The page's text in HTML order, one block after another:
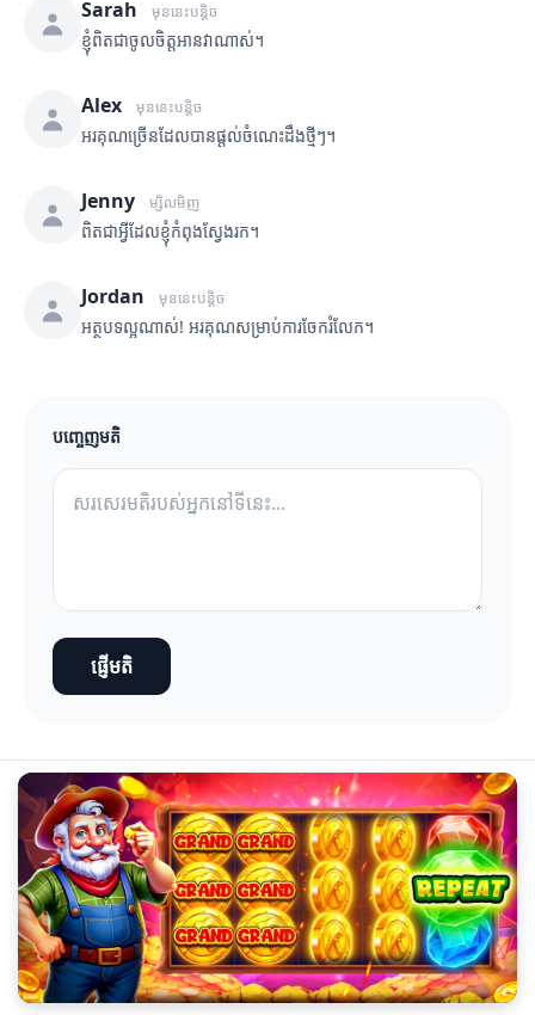
Sarah មុននេះបន្តិច
ខ្ញុំពិតជាចូលចិត្តអានវាណាស់។
Alex មុននេះបន្តិច
អរគុណច្រើនដែលបានផ្តល់ចំណេះដឹងថ្មីៗ។
Jenny ម្សិលមិញ
ពិតជាអ្វីដែលខ្ញុំកំពុងស្វែងរក។
Jordan មុននេះបន្តិច
អត្ថបទល្អណាស់! អរគុណសម្រាប់ការចែករំលែក។
បញ្ចេញមតិ
ផ្ញើមតិ